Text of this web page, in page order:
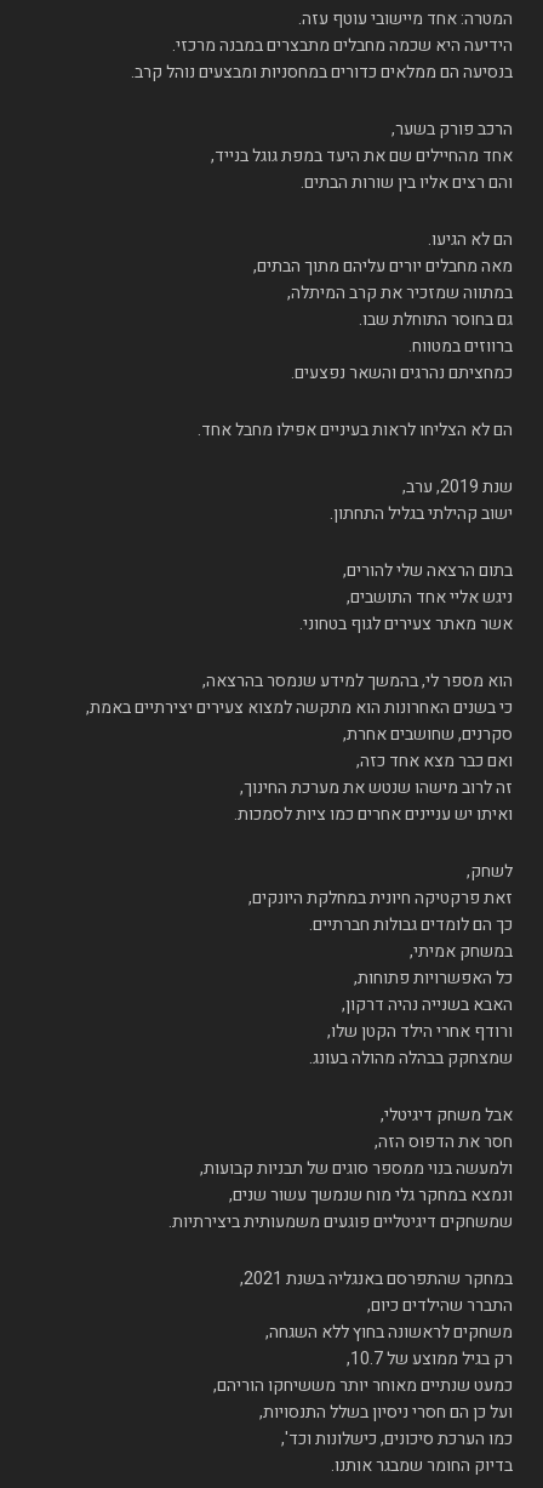
המטרה: אחד מיישובי עוטף עזה.
הידיעה היא שכמה מחבלים מתבצרים במבנה מרכזי.
בנסיעה הם ממלאים כדורים במחסניות ומבצעים נוהל קרב.
הרכב פורק בשער,
אחד מהחיילים שם את היעד במפת גוגל בנייד,
והם רצים אליו בין שורות הבתים.
הם לא הגיעו.
מאה מחבלים יורים עליהם מתוך הבתים,
במתווה שמזכיר את קרב המיתלה,
גם בחוסר התוחלת שבו.
ברווזים במטווח.
כמחציתם נהרגים והשאר נפצעים.
הם לא הצליחו לראות בעיניים אפילו מחבל אחד.
שנת 2019, ערב,
ישוב קהילתי בגליל התחתון.
בתום הרצאה שלי להורים,
ניגש אליי אחד התושבים,
אשר מאתר צעירים לגוף בטחוני.
הוא מספר לי, בהמשך למידע שנמסר בהרצאה,
כי בשנים האחרונות הוא מתקשה למצוא צעירים יצירתיים באמת,
סקרנים, שחושבים אחרת,
ואם כבר מצא אחד כזה,
זה לרוב מישהו שנטש את מערכת החינוך,
ואיתו יש עניינים אחרים כמו ציות לסמכות.
לשחק,
זאת פרקטיקה חיונית במחלקת היונקים,
כך הם לומדים גבולות חברתיים.
במשחק אמיתי,
כל האפשרויות פתוחות,
האבא בשנייה נהיה דרקון,
ורודף אחרי הילד הקטן שלו,
שמצחקק בבהלה מהולה בעונג.
אבל משחק דיגיטלי,
חסר את הדפוס הזה,
ולמעשה בנוי ממספר סוגים של תבניות קבועות,
ונמצא במחקר גלי מוח שנמשך עשור שנים,
שמשחקים דיגיטליים פוגעים משמעותית ביצירתיות.
במחקר שהתפרסם באנגליה בשנת 2021,
התברר שהילדים כיום,
משחקים לראשונה בחוץ ללא השגחה,
רק בגיל ממוצע של 10.7,
כמעט שנתיים מאוחר יותר מששיחקו הוריהם,
ועל כן הם חסרי ניסיון בשלל התנסויות,
כמו הערכת סיכונים, כישלונות וכד',
בדיוק החומר שמבגר אותנו.